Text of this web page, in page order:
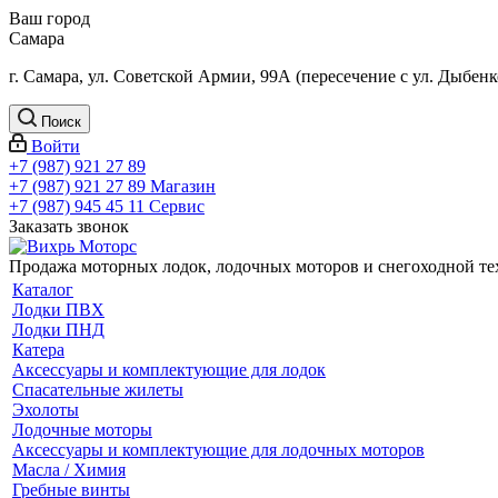
Ваш город
Самара
г. Самара, ул. Советской Армии, 99А (пересечение с ул.
Поиск
Войти
+7 (987) 921 27 89
+7 (987) 921 27 89 Магазин
+7 (987) 945 45 11 Сервис
Заказать звонок
Продажа моторных лодок, лодочных моторов и снегоходной
Каталог
Лодки ПВХ
Лодки ПНД
Катера
Аксессуары и комплектующие для лодок
Спасательные жилеты
Эхолоты
Лодочные моторы
Аксессуары и комплектующие для лодочных моторов
Масла / Химия
Гребные винты